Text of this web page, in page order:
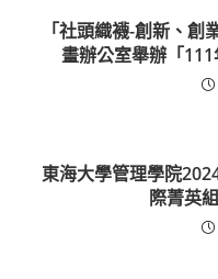
「社頭織襪-創新、
畫辦公室舉辦「111
東海大學管理學院
際菁英